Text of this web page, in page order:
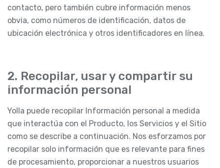
contacto, pero también cubre información menos
obvia, como números de identificación, datos de
ubicación electrónica y otros identificadores en línea.
2. Recopilar, usar y compartir su
información personal
Yolla puede recopilar Información personal a medida
que interactúa con el Producto, los Servicios y el Sitio
como se describe a continuación. Nos esforzamos por
recopilar solo información que es relevante para fines
de procesamiento, proporcionar a nuestros usuarios